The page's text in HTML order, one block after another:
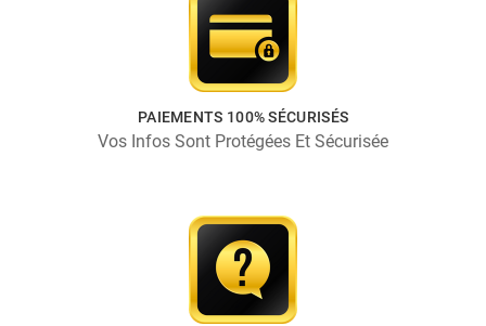
PAIEMENTS 100% SÉCURISÉS
Vos Infos Sont Protégées Et Sécurisée